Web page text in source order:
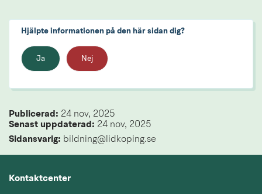
Hjälpte informationen på den här sidan dig?
Ja Nej
Publicerad: 24 nov, 2025
Senast uppdaterad: 24 nov, 2025
Sidansvarig: bildning@lidkoping.se
Kontaktcenter